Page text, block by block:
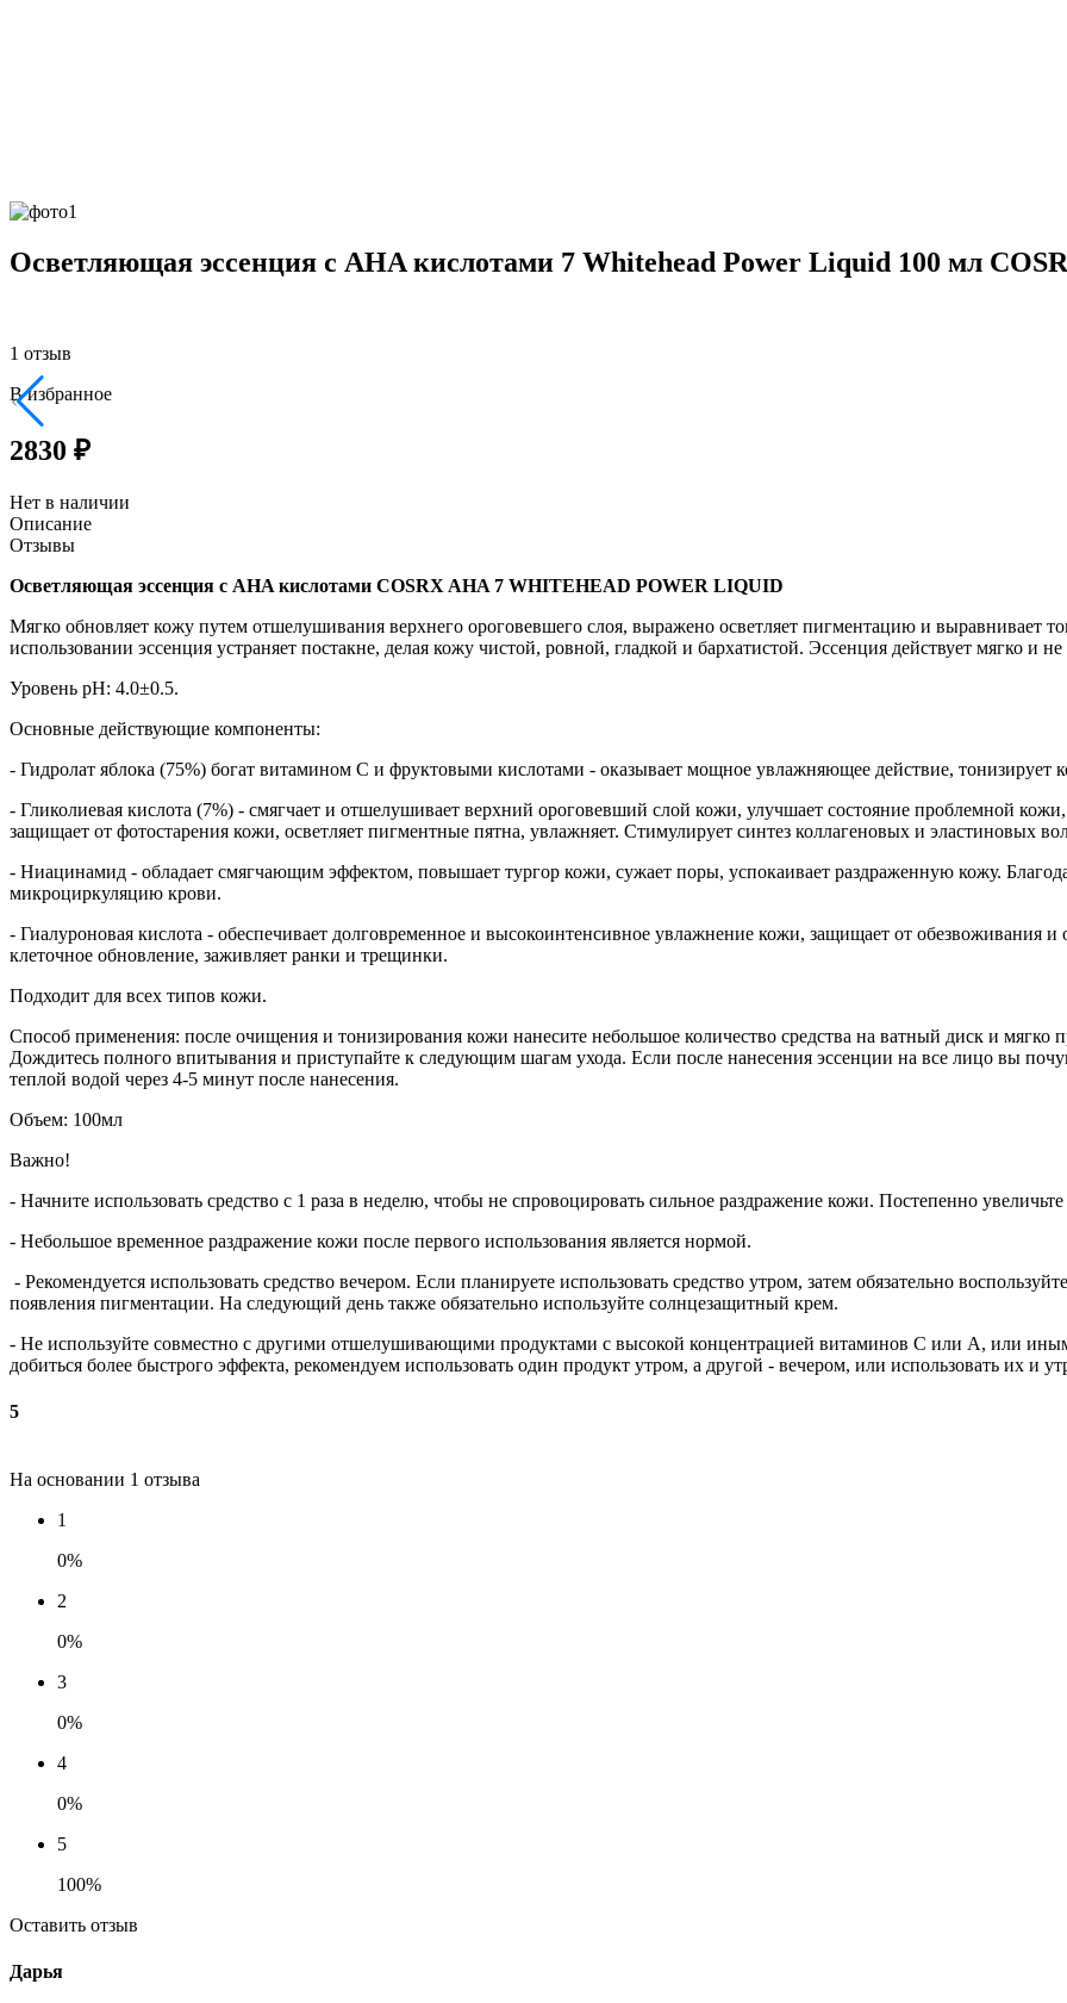
Осветляющая эссенция с AHA кислотами 7 Whitehead Power Liquid 100 мл
1 отзыв
В избранное
2830 ₽
Нет в наличии
Описание
Отзывы
Осветляющая эссенция с AHA кислотами COSRX AHA 7 WHITEHEAD POWER LIQUID
Мягко обновляет кожу путем отшелушивания верхнего ороговевшего слоя, выражено осветляет пигментацию и выравнивает
использовании эссенция устраняет постакне, делая кожу чистой, ровной, гладкой и бархатистой. Эссенция действует мягко и не
Уровень pH: 4.0±0.5.
Основные действующие компоненты:
- Гидролат яблока (75%) богат витамином C и фруктовыми кислотами - оказывает мощное увлажняющее действие, тонизирует
- Гликолиевая кислота (7%) - смягчает и отшелушивает верхний ороговевший слой кожи, улучшает состояние проблемной
защищает от фотостарения кожи, осветляет пигментные пятна, увлажняет. Стимулирует синтез коллагеновых и эластиновых
- Ниацинамид - обладает смягчающим эффектом, повышает тургор кожи, сужает поры, успокаивает раздраженную кожу.
микроциркуляцию крови.
- Гиалуроновая кислота - обеспечивает долговременное и высокоинтенсивное увлажнение кожи, защищает от обезвоживания
клеточное обновление, заживляет ранки и трещинки.
Подходит для всех типов кожи.
Способ применения: после очищения и тонизирования кожи нанесите небольшое количество средства на ватный диск и мягко
Дождитесь полного впитывания и приступайте к следующим шагам ухода. Если после нанесения эссенции на все лицо вы
теплой водой через 4-5 минут после нанесения.
Объем: 100мл
Важно!
- Начните использовать средство с 1 раза в неделю, чтобы не спровоцировать сильное раздражение кожи. Постепенно
- Небольшое временное раздражение кожи после первого использования является нормой.
- Рекомендуется использовать средство вечером. Если планируете использовать средство утром, затем обязательно
появления пигментации. На следующий день также обязательно используйте солнцезащитный крем.
- Не используйте совместно с другими отшелушивающими продуктами с высокой концентрацией витаминов C или A, или
добиться более быстрого эффекта, рекомендуем использовать один продукт утром, а другой - вечером, или использовать их и
5
На основании 1 отзыва
1
0%
2
0%
3
0%
4
0%
5
100%
Оставить отзыв
Дарья